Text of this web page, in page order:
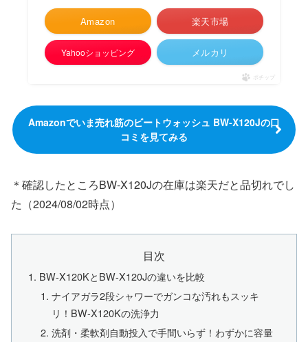
Amazon 楽天市場
Yahooショッピング メルカリ
ポチップ
Amazonでいま売れ筋のビートウォッシュ BW-X120Jの口
コミを見てみる
＊確認したところBW-X120Jの在庫は楽天だと品切れでし
た（2024/08/02時点）
目次
BW-X120KとBW-X120Jの違いを比較
ナイアガラ2段シャワーでガンコな汚れもスッキ
リ！BW-X120Kの洗浄力
洗剤・柔軟剤自動投入で手間いらず！わずかに容量